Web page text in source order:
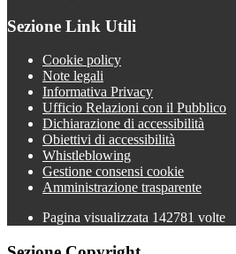
Sezione Link Utili
Cookie policy
Note legali
Informativa Privacy
Ufficio Relazioni con il Pubblico
Dichiarazione di accessibilità
Obiettivi di accessibilità
Whistleblowing
Gestione consensi cookie
Amministrazione trasparente
Pagina visualizzata 142781 volte